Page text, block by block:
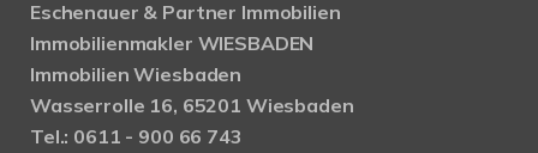
Eschenauer & Partner Immobilien
Immobilienmakler WIESBADEN
Immobilien Wiesbaden
Wasserrolle 16, 65201 Wiesbaden
Tel.: 0611 - 900 66 743